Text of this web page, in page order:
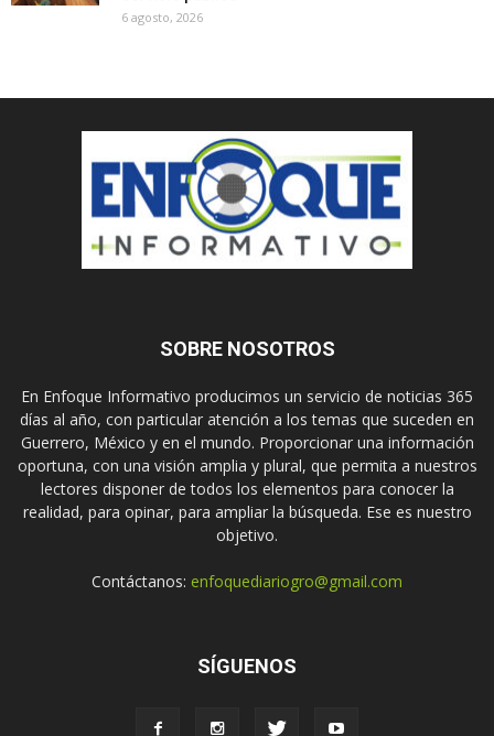
6 agosto, 2026
SOBRE NOSOTROS
En Enfoque Informativo producimos un servicio de noticias 365
días al año, con particular atención a los temas que suceden en
Guerrero, México y en el mundo. Proporcionar una información
oportuna, con una visión amplia y plural, que permita a nuestros
lectores disponer de todos los elementos para conocer la
realidad, para opinar, para ampliar la búsqueda. Ese es nuestro
objetivo.
Contáctanos: enfoquediariogro@gmail.com
SÍGUENOS